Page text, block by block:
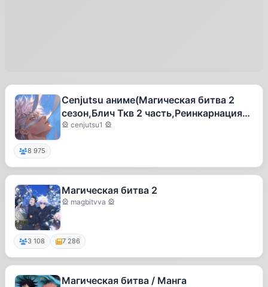
Cenjutsu аниме(Магическая битва 2
сезон,Блич Ткв 2 часть,Реинкарнация
безработного и др.)
🎡 cenjutsu1 🎡
8 975
Магическая битва 2
🎡 magbitvva 🎡
3 108 7 286
Магическая битва / Манга